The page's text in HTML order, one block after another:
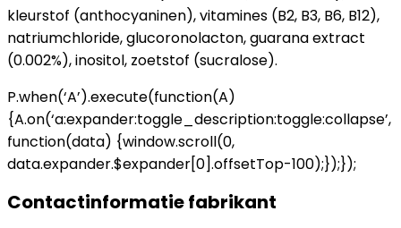
kleurstof (anthocyaninen), vitamines (B2, B3, B6, B12),
natriumchloride, glucoronolacton, guarana extract
(0.002%), inositol, zoetstof (sucralose).
P.when(‘A’).execute(function(A)
{A.on(‘a:expander:toggle_description:toggle:collapse’,
function(data) {window.scroll(0,
data.expander.$expander[0].offsetTop-100);});});
Contactinformatie fabrikant